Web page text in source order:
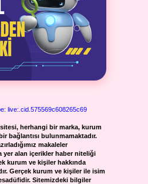
live:.cid.575569c608265c69
herhangi bir marka, kurum
bağlantısı bulunmamaktadır.
makaleler
yer alan içerikler haber niteliği
kurum ve kişiler hakkında
Gerçek kurum ve kişiler ile isim
Sitemizdeki bilgiler